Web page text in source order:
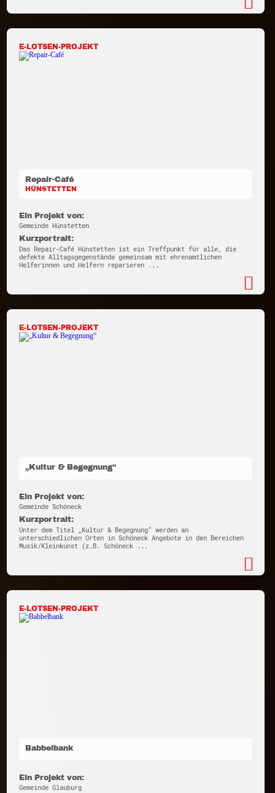
E-LOTSEN-PROJEKT
Repair-Café
HÜNSTETTEN
Ein Projekt von:
Gemeinde Hünstetten
Kurzportrait:
Das Repair-Café Hünstetten ist ein Treffpunkt für alle, die
defekte Alltagsgegenstände gemeinsam mit ehrenamtlichen
Helferinnen und Helfern reparieren ...
E-LOTSEN-PROJEKT
„Kultur & Begegnung“
Ein Projekt von:
Gemeinde Schöneck
Kurzportrait:
Unter dem Titel „Kultur & Begegnung“ werden an
unterschiedlichen Orten in Schöneck Angebote in den Bereichen
Musik/Kleinkunst (z.B. Schöneck ...
E-LOTSEN-PROJEKT
Babbelbank
Ein Projekt von:
Gemeinde Glauburg